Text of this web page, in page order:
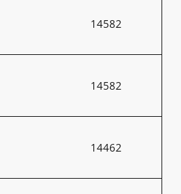
14582
14582
14462